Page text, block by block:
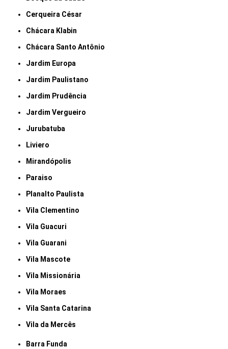
Cerqueira César
Chácara Klabin
Chácara Santo Antônio
Jardim Europa
Jardim Paulistano
Jardim Prudência
Jardim Vergueiro
Jurubatuba
Liviero
Mirandópolis
Paraiso
Planalto Paulista
Vila Clementino
Vila Guacuri
Vila Guarani
Vila Mascote
Vila Missionária
Vila Moraes
Vila Santa Catarina
Vila da Mercês
Barra Funda